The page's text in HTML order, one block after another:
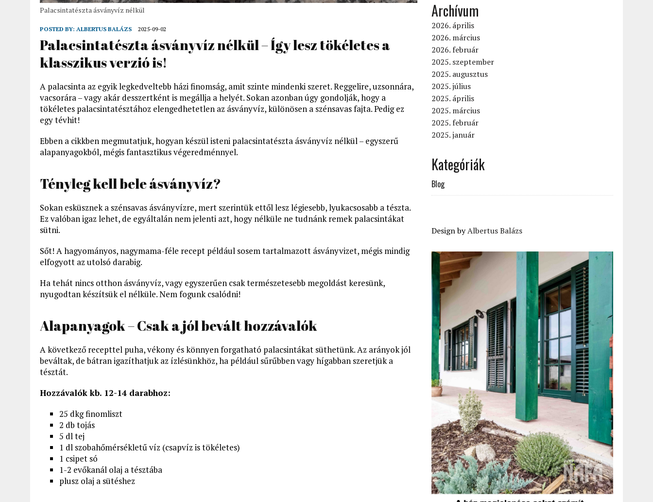
Palacsintatészta ásványvíz nélkül
POSTED BY: ALBERTUS BALÁZS 2025-09-02
Palacsintatészta ásványvíz nélkül – Így lesz tökéletes a
klasszikus verzió is!
A palacsinta az egyik legkedveltebb házi finomság, amit szinte mindenki szeret. Reggelire, uzsonnára,
vacsorára – vagy akár desszertként is megállja a helyét. Sokan azonban úgy gondolják, hogy a
tökéletes palacsintatésztához elengedhetetlen az ásványvíz, különösen a szénsavas fajta. Pedig ez
egy tévhit!
Ebben a cikkben megmutatjuk, hogyan készül isteni palacsintatészta ásványvíz nélkül – egyszerű
alapanyagokból, mégis fantasztikus végeredménnyel.
Tényleg kell bele ásványvíz?
Sokan esküsznek a szénsavas ásványvízre, mert szerintük ettől lesz légiesebb, lyukacsosabb a tészta.
Ez valóban igaz lehet, de egyáltalán nem jelenti azt, hogy nélküle ne tudnánk remek palacsintákat
sütni.
Sőt! A hagyományos, nagymama-féle recept például sosem tartalmazott ásványvizet, mégis mindig
elfogyott az utolsó darabig.
Ha tehát nincs otthon ásványvíz, vagy egyszerűen csak természetesebb megoldást keresünk,
nyugodtan készítsük el nélküle. Nem fogunk csalódni!
Alapanyagok – Csak a jól bevált hozzávalók
A következő recepttel puha, vékony és könnyen forgatható palacsintákat süthetünk. Az arányok jól
beváltak, de bátran igazíthatjuk az ízlésünkhöz, ha például sűrűbben vagy hígabban szeretjük a
tésztát.
Hozzávalók kb. 12-14 darabhoz:
25 dkg finomliszt
2 db tojás
5 dl tej
1 dl szobahőmérsékletű víz (csapvíz is tökéletes)
1 csipet só
1-2 evőkanál olaj a tésztába
plusz olaj a sütéshez
Archívum
2026. április
2026. március
2026. február
2025. szeptember
2025. augusztus
2025. július
2025. április
2025. március
2025. február
2025. január
Kategóriák
Blog
Design byAlbertus Balázs